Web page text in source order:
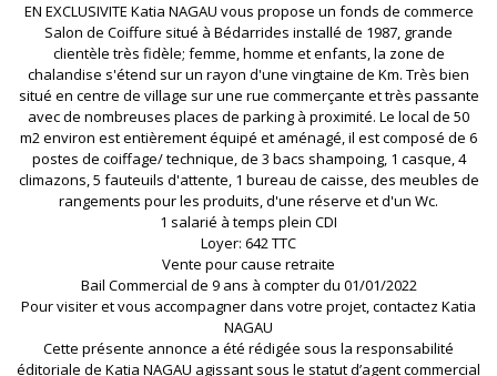
EN EXCLUSIVITE Katia NAGAU vous propose un fonds de commerce
Salon de Coiffure situé à Bédarrides installé de 1987, grande
clientèle très fidèle; femme, homme et enfants, la zone de
chalandise s'étend sur un rayon d'une vingtaine de Km. Très bien
situé en centre de village sur une rue commerçante et très passante
avec de nombreuses places de parking à proximité. Le local de 50
m2 environ est entièrement équipé et aménagé, il est composé de 6
postes de coiffage/ technique, de 3 bacs shampoing, 1 casque, 4
climazons, 5 fauteuils d'attente, 1 bureau de caisse, des meubles de
rangements pour les produits, d'une réserve et d'un Wc.
1 salarié à temps plein CDI
Loyer: 642 TTC
Vente pour cause retraite
Bail Commercial de 9 ans à compter du 01/01/2022
Pour visiter et vous accompagner dans votre projet, contactez Katia
NAGAU
Cette présente annonce a été rédigée sous la responsabilité
éditoriale de Katia NAGAU agissant sous le statut d’agent commercial